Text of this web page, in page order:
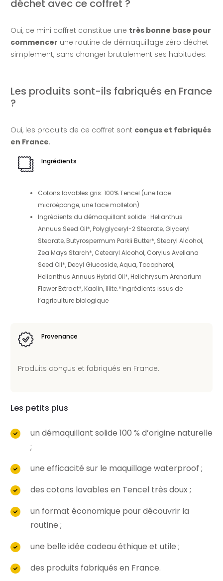
déchet avec ce coffret ?
Oui, ce mini coffret constitue une très bonne base pour
commencer une routine de démaquillage zéro déchet
simplement, sans changer brutalement ses habitudes.
Les produits sont-ils fabriqués en France
?
Oui, les produits de ce coffret sont conçus et fabriqués
en France.
Ingrédients
Cotons lavables gris: 100% Tencel (une face
microéponge, une face molleton)
Ingrédients du démaquillant solide : Helianthus
Annuus Seed Oil*, Polyglyceryl-2 Stearate, Glyceryl
Stearate, Butyrospermum Parkii Butter*, Stearyl Alcohol,
Zea Mays Starch*, Cetearyl Alcohol, Corylus Avellana
Seed Oil*, Decyl Glucoside, Aqua, Tocopherol,
Helianthus Annuus Hybrid Oil*, Helichrysum Arenarium
Flower Extract*, Kaolin, Illite.*Ingrédients issus de
l’agriculture biologique
Provenance
Produits conçus et fabriqués en France.
Les petits plus
un démaquillant solide 100 % d’origine naturelle
;
une efficacité sur le maquillage waterproof ;
des cotons lavables en Tencel très doux ;
un format économique pour découvrir la
routine ;
une belle idée cadeau éthique et utile ;
des produits fabriqués en France.